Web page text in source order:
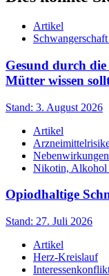
Artikel
Gesund durch
Mütter wissen
Stand: 3. August 2026
Artikel
Nebenwirkungen
Nikotin, Alkohol
Opiodhaltige
Stand: 27. Juli 2026
Artikel
Herz-Kreislauf